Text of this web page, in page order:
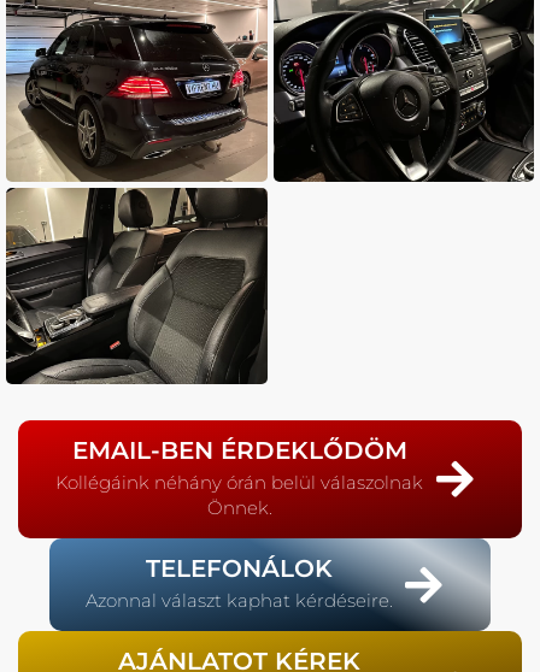
EMAIL-BEN ÉRDEKLŐDÖM
Kollégáink néhány órán belül válaszolnak
Önnek.
TELEFONÁLOK
Azonnal választ kaphat kérdéseire.
AJÁNLATOT KÉREK